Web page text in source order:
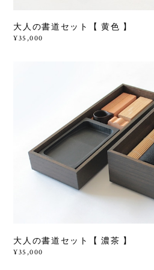
大人の書道セット【 黄色 】
¥35,000
大人の書道セット【 濃茶 】
¥35,000